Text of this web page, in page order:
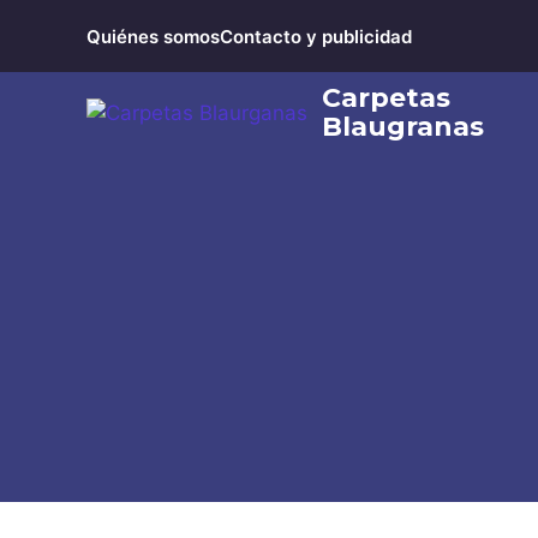
contenido
Quiénes somosContacto y publicidad